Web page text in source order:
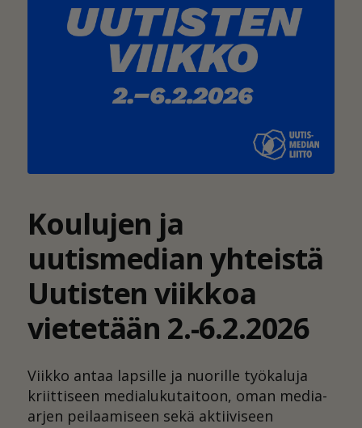
Koulujen ja
uutismedian yhteistä
Uutisten viikkoa
vietetään 2.-6.2.2026
Viikko antaa lapsille ja nuorille työkaluja
kriittiseen medialukutaitoon, oman media-
arjen peilaamiseen sekä aktiiviseen